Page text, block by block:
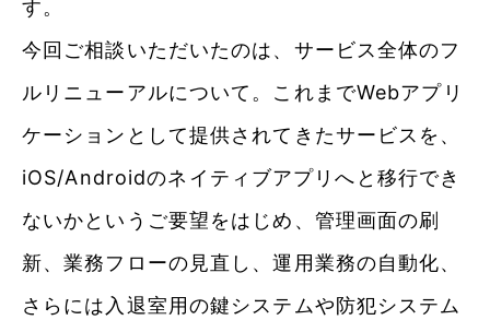
す。
今回ご相談いただいたのは、サービス全体のフ
ルリニューアルについて。これまでWebアプリ
ケーションとして提供されてきたサービスを、
iOS/Androidのネイティブアプリへと移行でき
ないかというご要望をはじめ、管理画面の刷
新、業務フローの見直し、運用業務の自動化、
さらには入退室用の鍵システムや防犯システム